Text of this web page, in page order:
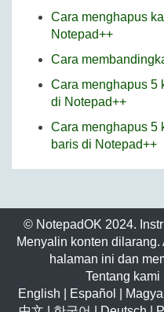
Cara menghapus
Notepad++
Cara
Cara menghapus 5
di Notepad++
Cara menghapus 5
baris di Notepad++
© NotepadOK 2024.
Menyalin konten
halaman ini dan
Tentang kami
English
Español